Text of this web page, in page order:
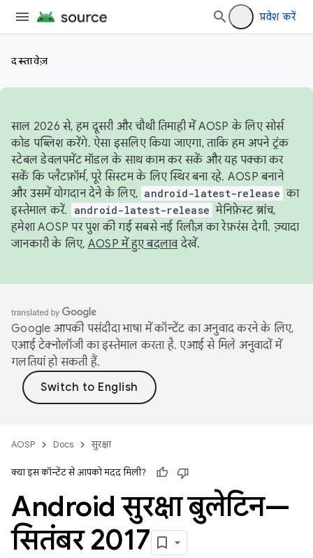
प्रवेश करें
दस्तावेज़
साल 2026 से, हम दूसरी और चौथी तिमाही में AOSP के लिए सोर्स
कोड पब्लिश करेंगे. ऐसा इसलिए किया जाएगा, ताकि हम अपने ट्रंक
स्टेबल डेवलपमेंट मॉडल के साथ काम कर सकें और यह पक्का कर
सकें कि प्लैटफ़ॉर्म, पूरे सिस्टम के लिए स्थिर बना रहे. AOSP बनाने
और उसमें योगदान देने के लिए, android-latest-release का
इस्तेमाल करें.
android-latest-release मेनिफ़ेस्ट ब्रांच,
हमेशा AOSP पर पुश की गई सबसे नई रिलीज़ का रेफ़रंस देगी. ज़्यादा
जानकारी के लिए, AOSP में हुए बदलावदेखें.
Google आपकी पसंदीदा भाषा में कॉन्टेंट का अनुवाद करने के लिए,
एआई टेक्नोलॉजी का इस्तेमाल करता है. एआई से मिले अनुवादों में
गलतियां हो सकती हैं.
AOSP Docs सुरक्षा
क्या इस कॉन्टेंट से आपको मदद मिली?
Android सुरक्षा बुलेटिन—
सितंबर 2017